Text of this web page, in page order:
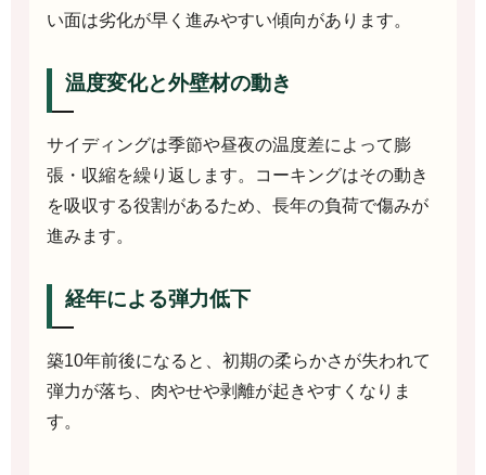
い面は劣化が早く進みやすい傾向があります。
温度変化と外壁材の動き
サイディングは季節や昼夜の温度差によって膨
張・収縮を繰り返します。コーキングはその動き
を吸収する役割があるため、長年の負荷で傷みが
進みます。
経年による弾力低下
築10年前後になると、初期の柔らかさが失われて
弾力が落ち、肉やせや剥離が起きやすくなりま
す。